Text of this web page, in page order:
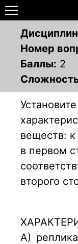
Номер
Баллы: 2
веществ:
в первом
второго
А)